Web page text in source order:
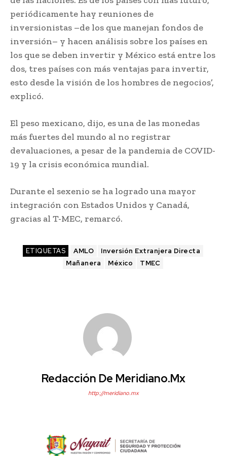
periódicamente hay reuniones de
inversionistas –de los que manejan fondos de
inversión– y hacen análisis sobre los países en
los que se deben invertir y México está entre los
dos, tres países con más ventajas para invertir,
esto desde la visión de los hombres de negocios’,
explicó.
El peso mexicano, dijo, es una de las monedas
más fuertes del mundo al no registrar
devaluaciones, a pesar de la pandemia de COVID-
19 y la crisis económica mundial.
Durante el sexenio se ha logrado una mayor
integración con Estados Unidos y Canadá,
gracias al T-MEC, remarcó.
ETIQUETAS AMLO
Inversión Extranjera Directa
Mañanera
México TMEC
Redacción De Meridiano.mx
http://meridiano.mx